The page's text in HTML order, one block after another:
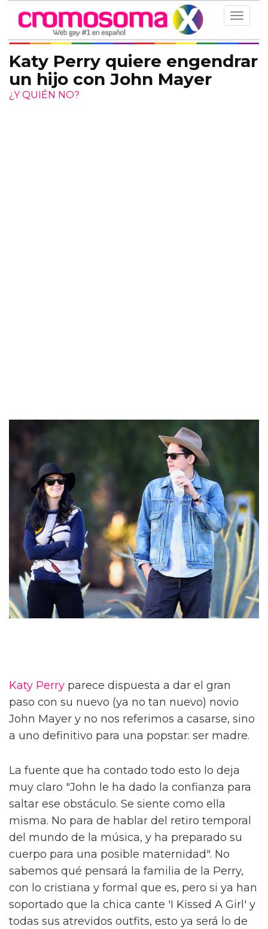
Toggle
Katy Perry quiere engendrar
un hijo con John Mayer
¿Y QUIÉN NO?
Katy Perry parece dispuesta a dar el gran
paso con su nuevo (ya no tan nuevo) novio
John Mayer y no nos referimos a casarse, sino
a uno definitivo para una popstar: ser madre.
La fuente que ha contado todo esto lo deja
muy claro "John le ha dado la confianza para
saltar ese obstáculo. Se siente como ella
misma. No para de hablar del retiro temporal
del mundo de la música, y ha preparado su
cuerpo para una posible maternidad". No
sabemos qué pensará la familia de la Perry,
con lo cristiana y formal que es, pero si ya han
soportado que la chica cante 'I Kissed A Girl' y
todas sus atrevidos outfits, esto ya será lo de